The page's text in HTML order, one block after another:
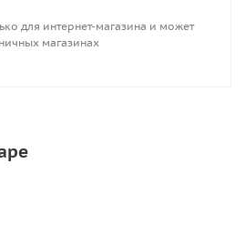
: 9.25
для интернет-магазина и может
магазинах